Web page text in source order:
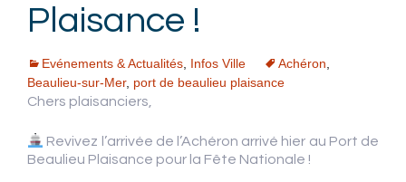
Plaisance !
Evénements & Actualités Infos Ville Achéron
Beaulieu-sur-Mer, port de beaulieu plaisance
Chers plaisanciers,
Revivez l’arrivée de l’Achéron arrivé hier au Port de
Beaulieu Plaisance pour la Fête Nationale !